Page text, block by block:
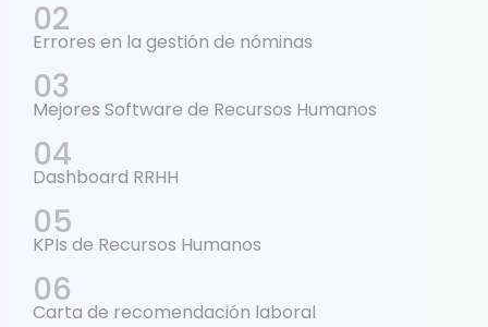
Errores en la gestión de nóminas
Mejores Software de Recursos Humanos
Dashboard RRHH
KPIs de Recursos Humanos
Carta de recomendación laboral